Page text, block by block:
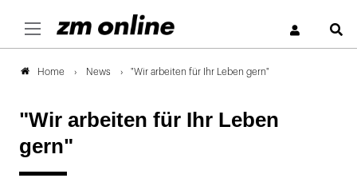
Home News "Wir arbeiten für Ihr Leben gern"
"Wir arbeiten für Ihr Leben
gern"